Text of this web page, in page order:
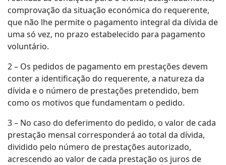
comprovação da situação económica do requerente,
que não lhe permite o pagamento integral da dívida de
uma só vez, no prazo estabelecido para pagamento
voluntário.
2 – Os pedidos de pagamento em prestações devem
conter a identificação do requerente, a natureza da
dívida e o número de prestações pretendido, bem
como os motivos que fundamentam o pedido.
3 – No caso do deferimento do pedido, o valor de cada
prestação mensal corresponderá ao total da dívida,
dividido pelo número de prestações autorizado,
acrescendo ao valor de cada prestação os juros de